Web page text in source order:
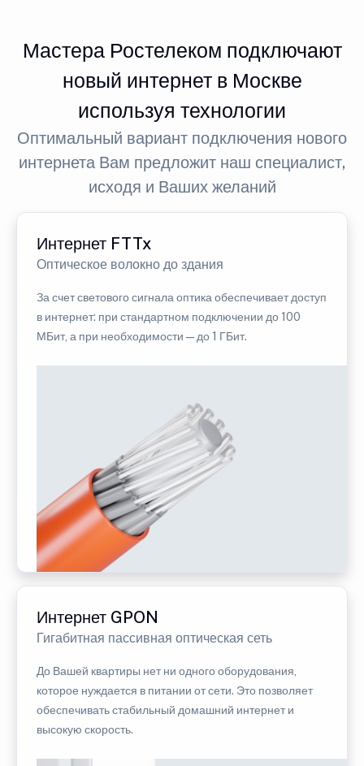
Мастера Ростелеком подключают
новый интернет в Москве
используя технологии
Оптимальный вариант подключения нового
интернета Вам предложит наш специалист,
исходя и Ваших желаний
Интернет FTTx
Оптическое волокно до здания
За счет светового сигнала оптика обеспечивает доступ
в интернет: при стандартном подключении до 100
МБит, а при необходимости — до 1 ГБит.
Интернет GPON
Гигабитная пассивная оптическая сеть
До Вашей квартиры нет ни одного оборудования,
которое нуждается в питании от сети. Это позволяет
обеспечивать стабильный домашний интернет и
высокую скорость.